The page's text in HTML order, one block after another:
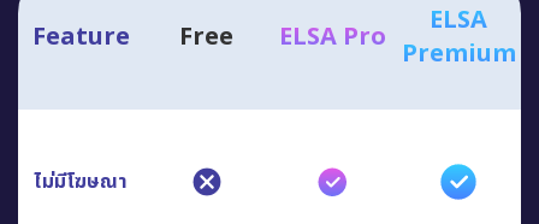
Feature Free ELSA Pro
ELSA
Premium
ไม่มีโฆษณา